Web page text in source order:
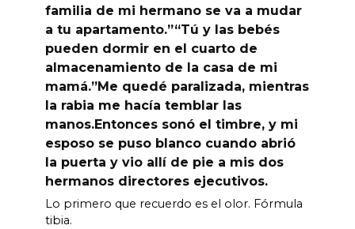
familia de mi hermano se va a mudar
a tu apartamento.”“Tú y las bebés
pueden dormir en el cuarto de
almacenamiento de la casa de mi
mamá.”Me quedé paralizada, mientras
la rabia me hacía temblar las
manos.Entonces sonó el timbre, y mi
esposo se puso blanco cuando abrió
la puerta y vio allí de pie a mis dos
hermanos directores ejecutivos.
Lo primero que recuerdo es el olor. Fórmula
tibia.